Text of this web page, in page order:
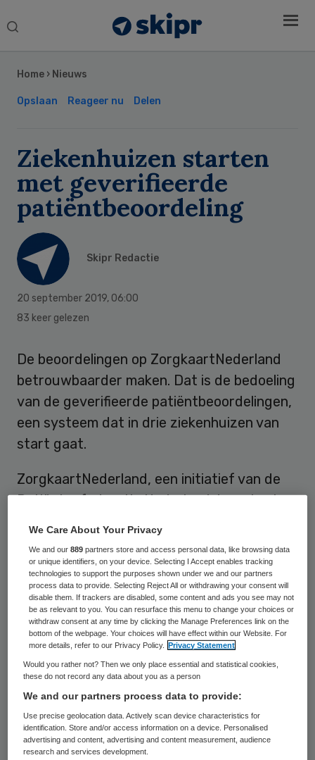
Search
Home › Nieuws
Opslaan Reageer nu Delen
Ziekenhuizen starten
met geverifieerde
patiëntbeoordeling
Skipr Redactie
20 september 2019, 06:00
83 keer gelezen
De beoordelingen op ZorgkaartNederland
betrouwbaarder maken. Dat is de bedoeling
van de geverifieerde patiëntbeoordelingen,
een systeem dat in drie ziekenhuizen van
start gaat.
ZorgkaartNederland, een initiatief van de
Patiëntenfederatie Nederland, is met ruim
zorgaanbieders met elkaar te vergelijken.
Niet alleen individuele patiënten maken daar
gebruik van, ook de Inspectie
Gezondheidszorg en Jeugd (IGJ) en
zorginkopers van verzekeraars raadplegen
de beoordelingen.
Wantrouwen wegnemen
Onder artsen en andere zorgverleners leeft
wel eens wat wantrouwen over de
Sidebar
We Care About Your Privacy
We and our889 partners store and access personal data, like browsing data
or unique identifiers, on your device. Selecting I Accept enables tracking
technologies to support the purposes shown under we and our partners
process data to provide. Selecting Reject All or withdrawing your consent will
disable them. If trackers are disabled, some content and ads you see may not
be as relevant to you. You can resurface this menu to change your choices or
withdraw consent at any time by clicking the Manage Preferences link on the
bottom of the webpage. Your choices will have effect within our Website. For
more details, refer to our Privacy Policy.
Privacy Statement
Would you rather not? Then we only place essential and statistical cookies,
these do not record any data about you as a person
We and our partners process data to provide:
Use precise geolocation data. Actively scan device characteristics for
identification. Store and/or access information on a device. Personalised
advertising and content, advertising and content measurement, audience
research and services development.